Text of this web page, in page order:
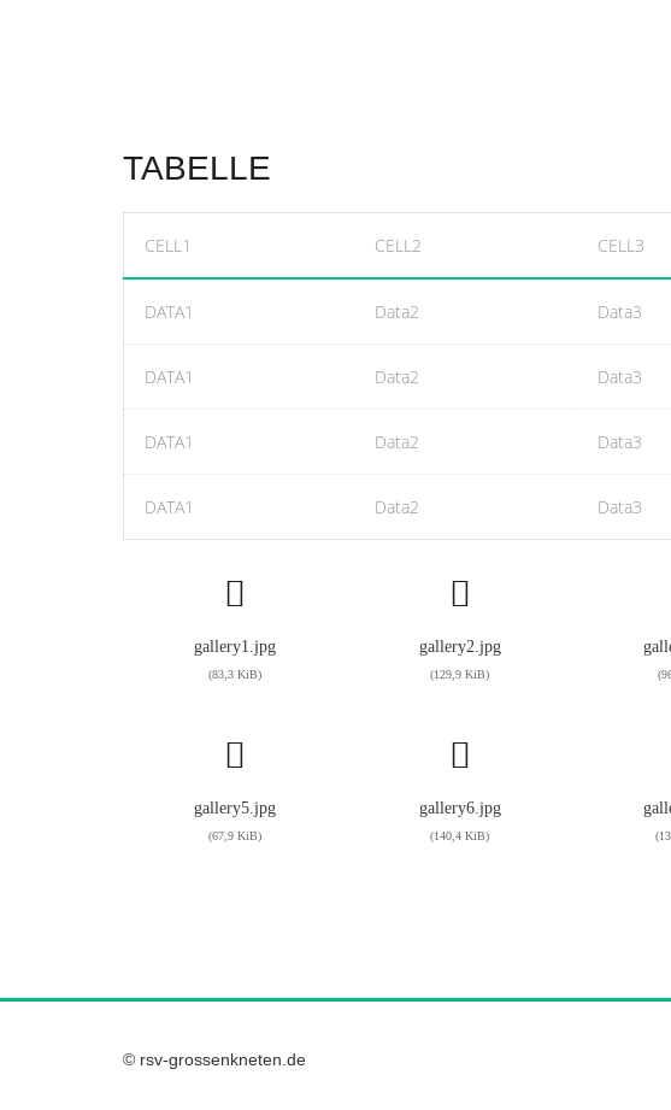
TABELLE
CELL1 CELL2 CELL3
DATA1 Data2 Data3
DATA1 Data2 Data3
DATA1 Data2 Data3
DATA1 Data2 Data3
gallery1.jpg
(83,3 KiB)
gallery2.jpg
(129,9 KiB)
gallery5.jpg
(67,9 KiB)
gallery6.jpg
(140,4 KiB)
© rsv-grossenkneten.de